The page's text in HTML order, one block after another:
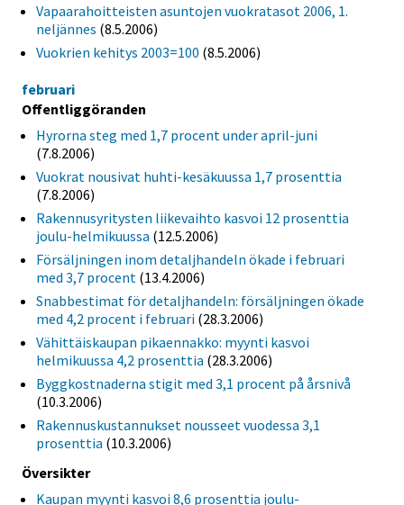
Vapaarahoitteisten asuntojen vuokratasot 2006, 1.
neljännes (8.5.2006)
Vuokrien kehitys 2003=100 (8.5.2006)
februari
Offentliggöranden
Hyrorna steg med 1,7 procent under april-juni
(7.8.2006)
Vuokrat nousivat huhti-kesäkuussa 1,7 prosenttia
(7.8.2006)
Rakennusyritysten liikevaihto kasvoi 12 prosenttia
joulu-helmikuussa (12.5.2006)
Försäljningen inom detaljhandeln ökade i februari
med 3,7 procent (13.4.2006)
Snabbestimat för detaljhandeln: försäljningen ökade
med 4,2 procent i februari (28.3.2006)
Vähittäiskaupan pikaennakko: myynti kasvoi
helmikuussa 4,2 prosenttia (28.3.2006)
Byggkostnaderna stigit med 3,1 procent på årsnivå
(10.3.2006)
Rakennuskustannukset nousseet vuodessa 3,1
prosenttia (10.3.2006)
Översikter
Kaupan myynti kasvoi 8,6 prosenttia joulu-